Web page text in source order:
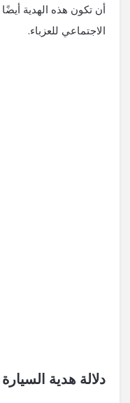
أن تكون هذه الهدية
الاجتماعي للعزباء.
دلالة هدية